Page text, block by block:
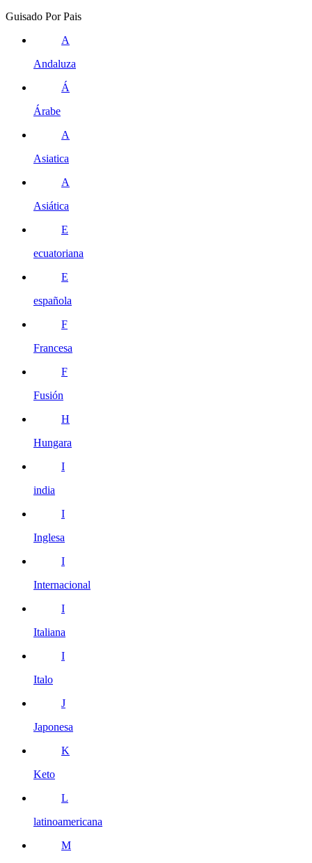
Guisado Por Pais
A
Andaluza
Á
Árabe
A
Asiatica
A
Asiática
E
ecuatoriana
E
española
F
Francesa
F
Fusión
H
Hungara
I
india
I
Inglesa
I
Internacional
I
Italiana
I
Italo
J
Japonesa
K
Keto
L
latinoamericana
M